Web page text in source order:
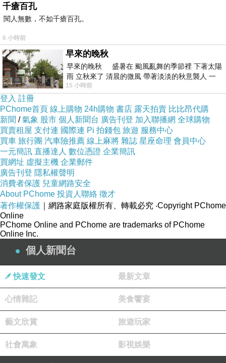
千瘡百孔
閱人無數，不如千瘡百孔。
6 小時前
早來的晚秋
早來的晚秋 盛暑在 颱風亂舞的季節裡 下著太陽
雨 立秋來了 清晨的微風 帶著淡淡的秋意襲人 一
下子 又被赤
15 小時前
登入 註冊
PChome首頁 線上購物 24h購物 書店 露天拍賣 比比昂代購
新聞 /氣象 股市 個人新聞台 廣告刊登 加入聯播網 全球購物
買賣租屋 支付連 國際連 Pi 拍錢包 旅遊 服務中心
買車 旅行團 汽車險推薦 線上麻將 雜誌 星座命理 會員中心
一元簡訊 直播達人 數位憑證 企業簡訊
買網址 虛擬主機 企業郵件
廣告刊登 隱私權聲明
消費者保護 兒童網路安全
About PChome 投資人聯絡 徵才
著作權保護 ｜網路家庭版權所有、轉載必究 ‧Copyright PChome
Online
PChome Online and PChome are trademarks of PChome
Online Inc.
個人新聞台
快速發文 最新文章
心情雜記 美食饗宴
藝文欣賞 旅遊玩家
社會萬象 影視娛樂